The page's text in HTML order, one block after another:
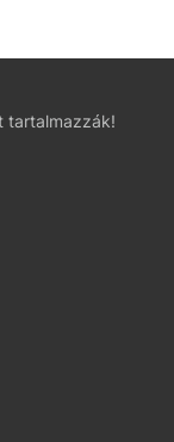
tartalmazzák!